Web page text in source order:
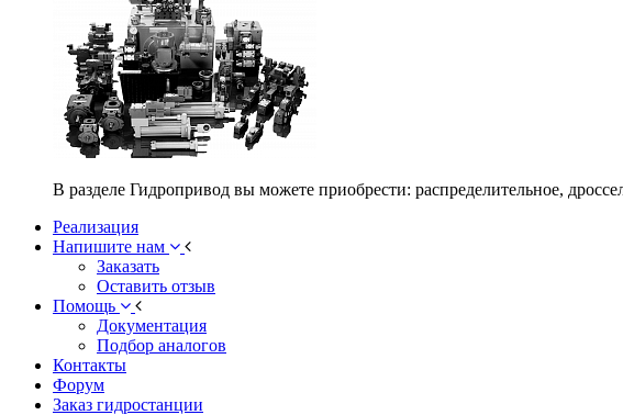
В разделе Гидропривод вы можете приобрести: распределительное,
Реализация
Напишите нам
Заказать
Оставить отзыв
Помощь
Документация
Подбор аналогов
Контакты
Форум
Заказ гидростанции